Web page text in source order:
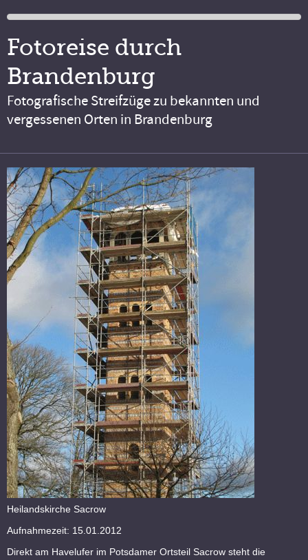
Fotoreise durch
Brandenburg
Fotografische Streifzüge zu bekannten und
vergessenen Orten in Brandenburg
Heilandskirche Sacrow
Aufnahmezeit: 15.01.2012
Direkt am Havelufer im Potsdamer Ortsteil Sacrow steht die